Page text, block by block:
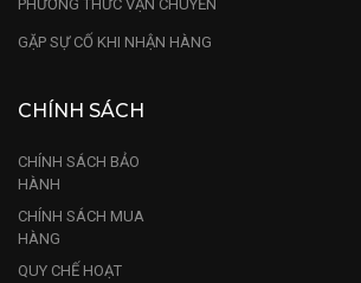
PHƯƠNG THỨC VẬN CHUYỂN
GẶP SỰ CỐ KHI NHẬN HÀNG
CHÍNH SÁCH
CHÍNH SÁCH BẢO
HÀNH
CHÍNH SÁCH MUA
HÀNG
QUY CHẾ HOẠT